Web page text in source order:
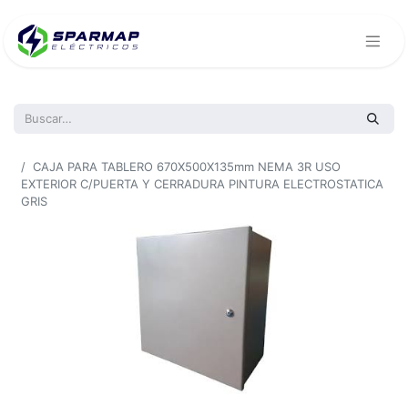
CAJA PARA TABLERO 670X500X135mm NEMA 3R USO
EXTERIOR C/PUERTA Y CERRADURA PINTURA ELECTROSTATICA
GRIS